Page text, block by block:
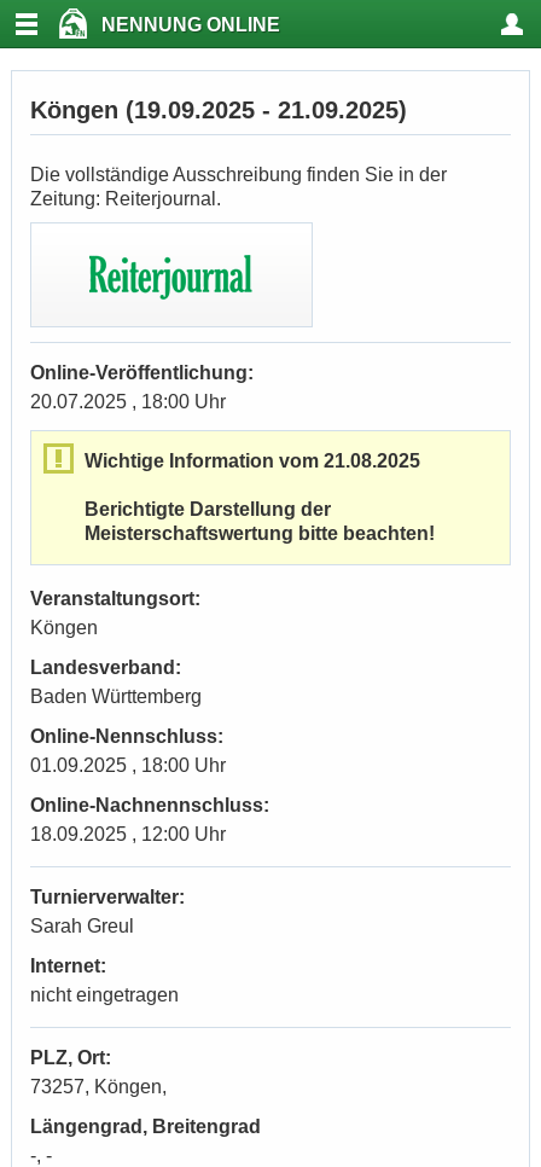
NENNUNG ONLINE
Köngen (19.09.2025 - 21.09.2025)
Die vollständige Ausschreibung finden Sie in der
Zeitung: Reiterjournal.
Online-Veröffentlichung:
20.07.2025 , 18:00 Uhr
Wichtige Information vom 21.08.2025
Berichtigte Darstellung der
Meisterschaftswertung bitte beachten!
Veranstaltungsort:
Köngen
Landesverband:
Baden Württemberg
Online-Nennschluss:
01.09.2025 , 18:00 Uhr
Online-Nachnennschluss:
18.09.2025 , 12:00 Uhr
Turnierverwalter:
Sarah Greul
Internet:
nicht eingetragen
PLZ, Ort:
73257, Köngen,
Längengrad, Breitengrad
-, -